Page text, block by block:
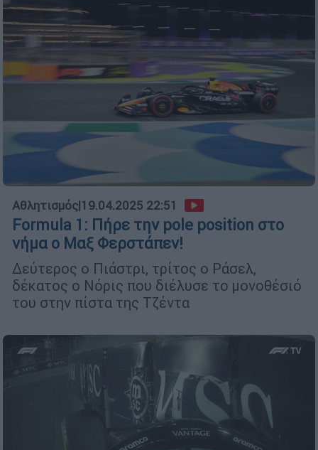
Αθλητισμός|19.04.2025 22:51
Formula 1: Πήρε την pole position στο
νήμα ο Μαξ Φερστάπεν!
Δεύτερος ο Πιάστρι, τρίτος ο Ράσελ,
δέκατος ο Νόρις που διέλυσε το μονοθέσιό
του στην πίστα της Τζέντα